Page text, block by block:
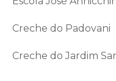
Creche do Padovani
Creche do Jardim